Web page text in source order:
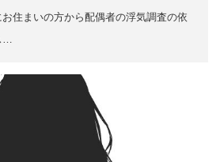
住まいの方から配偶者の浮気調査の依